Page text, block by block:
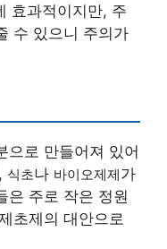
효과적이지만, 주
수 있으니 주의가
으로 만들어져 있어
식초나 바이오제제가
은 주로 작은 정원
초제의 대안으로